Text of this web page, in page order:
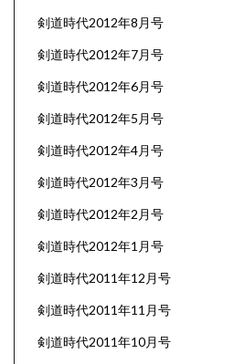
剣道時代2012年8月号
剣道時代2012年7月号
剣道時代2012年6月号
剣道時代2012年5月号
剣道時代2012年4月号
剣道時代2012年3月号
剣道時代2012年2月号
剣道時代2012年1月号
剣道時代2011年12月号
剣道時代2011年11月号
剣道時代2011年10月号